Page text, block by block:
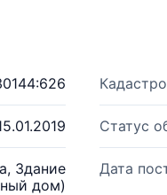
Статус
Здание
дом)
Дата